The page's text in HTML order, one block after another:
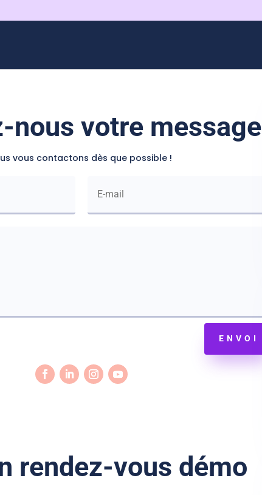
nous votre message
vous contactons dès que possible !
ENVOI
rendez-vous démo